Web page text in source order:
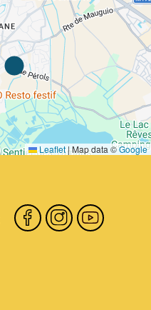
Leaflet|Map data ©Google